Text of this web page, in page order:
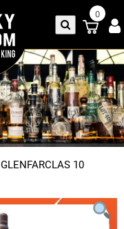
0
GLENFARCLAS 10